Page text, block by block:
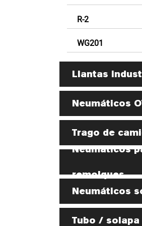
R-2
WG201
Llantas
Neumáticos
Trago de
Neumáticos
remolques
Neumáticos
Tubo / solapa